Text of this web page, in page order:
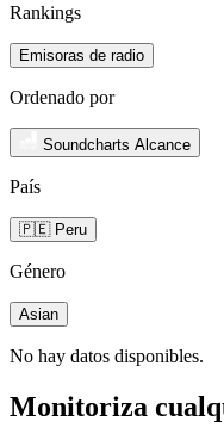
Rankings
Emisoras de radio
Ordenado por
Soundcharts Alcance
País
🇵🇪 Peru
Género
Asian
No hay datos disponibles.
Monitoriza